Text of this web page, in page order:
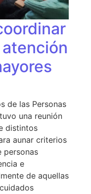
de las Personas
una reunión
distintos
aunar criterios
personas
e
de aquellas